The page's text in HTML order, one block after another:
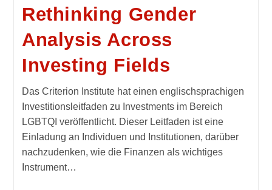
Rethinking Gender
Analysis Across
Investing Fields
Das Criterion Institute hat einen englischsprachigen
Investitionsleitfaden zu Investments im Bereich
LGBTQI veröffentlicht. Dieser Leitfaden ist eine
Einladung an Individuen und Institutionen, darüber
nachzudenken, wie die Finanzen als wichtiges
Instrument…